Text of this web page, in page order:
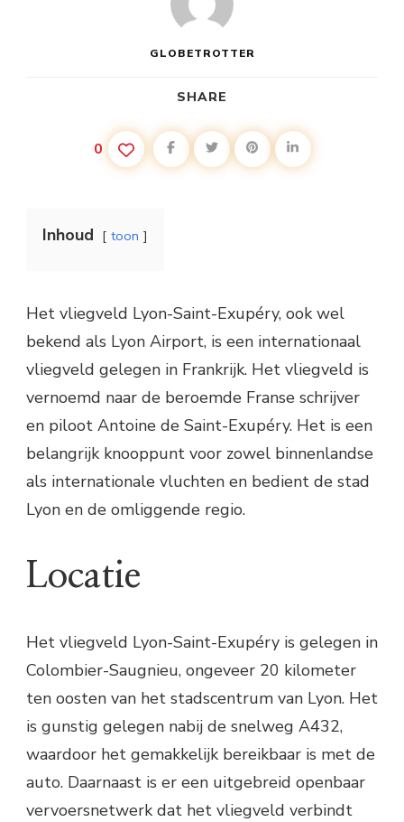
GLOBETROTTER
SHARE
0
Inhoud toon
Het vliegveld Lyon-Saint-Exupéry, ook wel
bekend als Lyon Airport, is een internationaal
vliegveld gelegen in Frankrijk. Het vliegveld is
vernoemd naar de beroemde Franse schrijver
en piloot Antoine de Saint-Exupéry. Het is een
belangrijk knooppunt voor zowel binnenlandse
als internationale vluchten en bedient de stad
Lyon en de omliggende regio.
Locatie
Het vliegveld Lyon-Saint-Exupéry is gelegen in
Colombier-Saugnieu, ongeveer 20 kilometer
ten oosten van het stadscentrum van Lyon. Het
is gunstig gelegen nabij de snelweg A432,
waardoor het gemakkelijk bereikbaar is met de
auto. Daarnaast is er een uitgebreid openbaar
vervoersnetwerk dat het vliegveld verbindt